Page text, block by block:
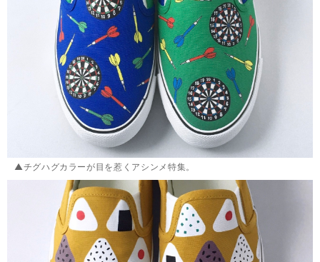
▲チグハグカラーが目を惹くアシンメ特集。